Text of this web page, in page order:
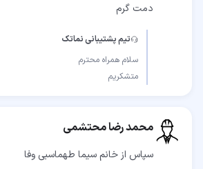
دمت گرم
تیم پشتیبانی نماتک
متشکریم
محمد رضا محتشمی
سپاس از خانم سیما طهماسبی وفا